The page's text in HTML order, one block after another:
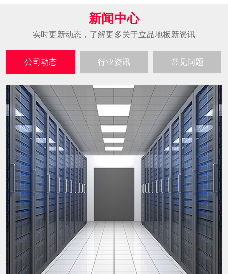
新闻中心
实时更新动态，了解更多关于立品地板新资讯
公司动态 行业资讯 常见问题